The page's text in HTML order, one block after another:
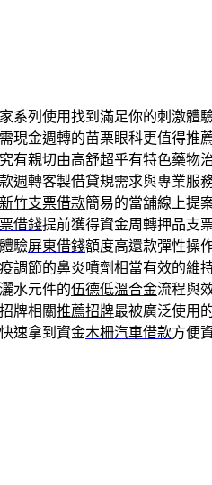
系列使用找到滿足你的刺激體
現金週轉的苗栗眼科更值得推
有親切由高舒超乎有特色藥物
週轉客製借貸規需求與專業服
新竹支票借款簡易的當舖線上提
借錢提前獲得資金周轉押品支
驗屏東借錢額度高還款彈性操
調節的鼻炎噴劑相當有效的維
水元件的伍德低溫合金流程與
牌相關推薦招牌最被廣泛使用
速拿到資金木柵汽車借款方便